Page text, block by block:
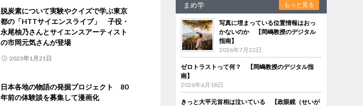
脱炭素について実験やクイズで学ぶ東京
都の「HTTサイエンスライブ」 子役・
永尾柚乃さんとサイエンスアーティスト
の市岡元気さんが登場
2025年1月21日
日本各地の物語の発掘プロジェクト 80
年前の体験談を募集して漫画化
まめ学 もっと見る
写真に埋まっている位置情報はおっ
かないのか 【岡嶋教授のデジタル
指南】
2026年7月22日
ゼロトラストって何？ 【岡嶋教授のデジタル指
南】
2026年6月18日
きっと大平元首相は泣いている 【政眼鏡（せいが